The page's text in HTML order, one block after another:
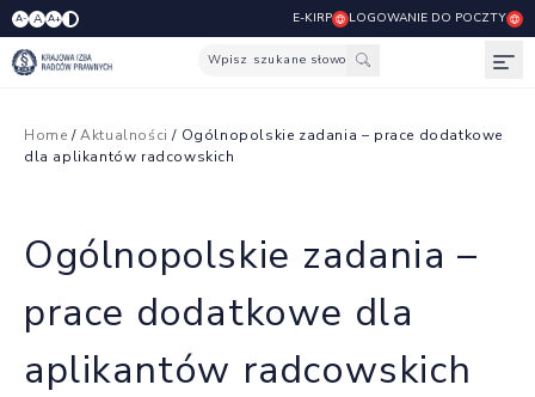
A- A A+ E-KIRP LOGOWANIE DO POCZTY
Wpisz szukane słowo
Home /Aktualności / Ogólnopolskie zadania – prace dodatkowe
dla aplikantów radcowskich
Ogólnopolskie zadania –
prace dodatkowe dla
aplikantów radcowskich